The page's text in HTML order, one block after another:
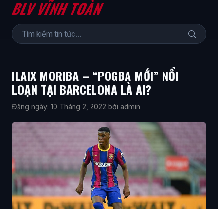
BLV VĨNH TOÀN
ILAIX MORIBA – “POGBA MỚI” NỔI
LOẠN TẠI BARCELONA LÀ AI?
Đăng ngày: 10 Tháng 2, 2022 bởi admin